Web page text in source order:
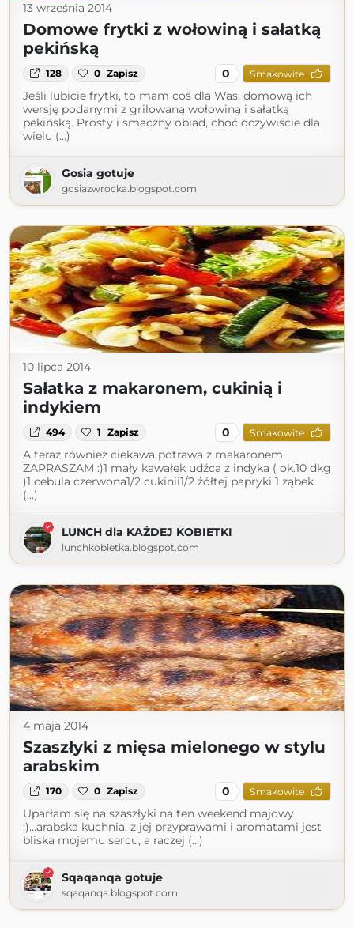
13 września 2014
Domowe frytki z wołowiną i sałatką
pekińską
128 0 Zapisz 0 Smakowite
Jeśli lubicie frytki, to mam coś dla Was, domową ich
wersję podanymi z grilowaną wołowiną i sałatką
pekińską. Prosty i smaczny obiad, choć oczywiście dla
wielu (...)
Gosia gotuje
gosiazwrocka.blogspot.com
10 lipca 2014
Sałatka z makaronem, cukinią i
indykiem
494 1 Zapisz 0 Smakowite
A teraz również ciekawa potrawa z makaronem.
ZAPRASZAM :)1 mały kawałek udźca z indyka ( ok.10 dkg
)1 cebula czerwona1/2 cukinii1/2 żółtej papryki 1 ząbek
(...)
LUNCH dla KAŻDEJ KOBIETKI
lunchkobietka.blogspot.com
4 maja 2014
Szaszłyki z mięsa mielonego w stylu
arabskim
170 0 Zapisz 0 Smakowite
Uparłam się na szaszłyki na ten weekend majowy
:)...arabska kuchnia, z jej przyprawami i aromatami jest
bliska mojemu sercu, a raczej (...)
Sqaqanqa gotuje
sqaqanqa.blogspot.com